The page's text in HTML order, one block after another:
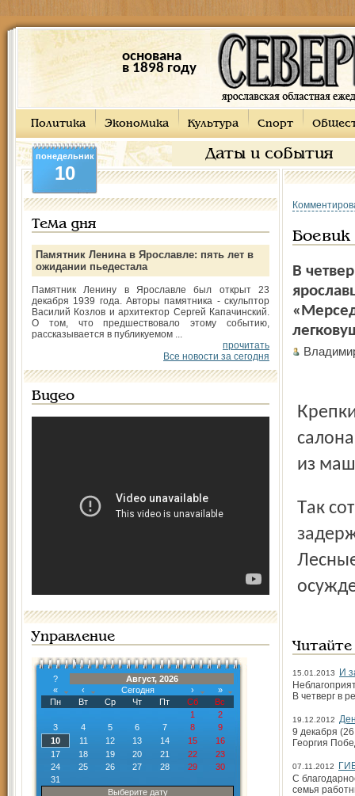
основана
в 1898 году
Политика Экономика Культура Спорт
Даты и события
понедельник
10
Тема дня
Памятник Ленина в Ярославле: пять лет в
ожидании пьедестала
Памятник Ленину в Ярославле был открыт 23
декабря 1939 года. Авторы памятника - скульптор
Василий Козлов и архитектор Сергей Капачинский.
О том, что предшествовало этому событию,
рассказывается в публикуемом ...
прочитать
Все новости за сегодня
Видео
Управление
?
Август, 2026
«
‹ Сегодня ›
»
Пн
Вт Ср Чт Пт Сб
Вс
1
2
3
4 5 6 7 8
9
10
11 12 13 14 15
16
17
18 19 20 21 22
23
24
25 26 27 28 29
30
31
Выберите дату
Боевик
В
Крепкие парни выскочили из «тачек» и выдернули из
из
Так сотрудниками убойного отдела и ГИБДД был
15.01.2013
И
В четверг в
19.12.2012
9 декабря
Георгия
07.11.2012
С
семья